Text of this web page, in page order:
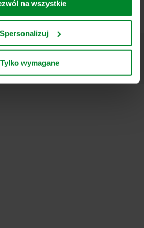
treści i reklamy w mediach
zewnętrznych witrynach
Informacje o Twoim
witryn internetowych mogą być
zajmującym się mediami
i analityką. Nasi partnerzy
te dane z innymi informacjami,
na wszystkie
Spersonalizuj
Tylko wymagane
sposób.